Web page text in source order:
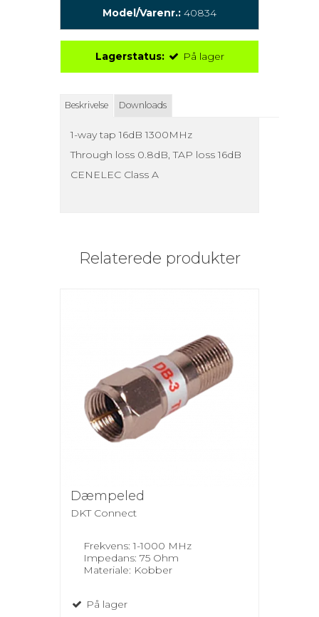
Model/Varenr.: 40834
Lagerstatus: På lager
Beskrivelse Downloads
1-way tap 16dB 1300MHz
Through loss 0.8dB, TAP loss 16dB
CENELEC Class A
Relaterede produkter
Dæmpeled
DKT Connect
Frekvens: 1-1000 MHz
Impedans: 75 Ohm
Materiale: Kobber
På lager